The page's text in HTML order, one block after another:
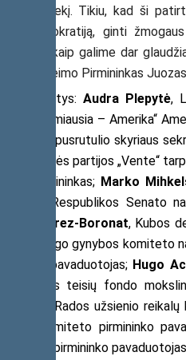
laisvės siekį. Tikiu, kad ši
demokratiją, ginti
aptarti, kaip galime dar
sako Seimo Pirmininkas
skaitys:Audra Plepytė,
„Pirmiausia – Amerika“
Vakarų pusrutulio skyriaus
politinės partijos „Vente“
pirmininkas; Marko
, Čekijos Respublikos Senato
Gutiérrez-Boronat, Kubos
Riksdago gynybos komiteto
pavaduotojas; Hugo
Žmogaus teisių fondo
Rados užsienio
komiteto pirmininko
pirmininko